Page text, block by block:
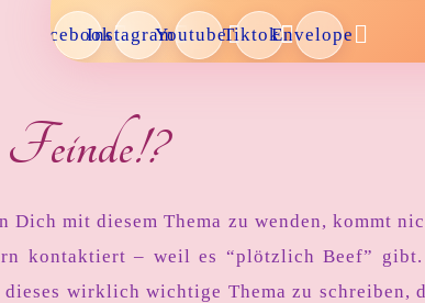
FacebookInstagramYoutubeTiktokEnvelope
Dich mit diesem Thema zu wenden, kommt
kontaktiert – weil es “plötzlich Beef”
wirklich wichtige Thema zu schreiben,